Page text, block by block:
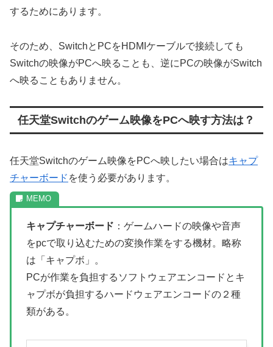
するためにあります。
そのため、SwitchとPCをHDMIケーブルで接続しても
Switchの映像がPCへ映ることも、逆にPCの映像がSwitch
へ映ることもありません。
任天堂Switchのゲーム映像をPCへ映す方法は？
任天堂Switchのゲーム映像をPCへ映したい場合はキャプ
チャーボード を使う必要があります。
キャプチャーボード ：ゲームハードの映像や音声
をpcで取り込むための変換作業をする機材。略称
は「キャプボ」。
PCが作業を負担するソフトウェアエンコードとキ
ャプボが負担するハードウェアエンコードの２種
類がある。